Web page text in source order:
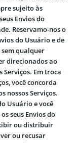
sujeito às
Envios do
Reservamo-nos o
do Usuário e de
qualquer
direcionados ao
Em troca
você concorda
nossos Serviços.
Usuário e você
seus Envios do
ou distribuir
ou recusar